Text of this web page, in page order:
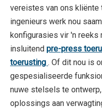
vereistes van ons kliënte
ingenieurs werk nou
konfigurasies vir 'n
insluitend pre-press
toerusting . Of dit nou is
gespesialiseerde
nuwe stelsels te
oplossings aan